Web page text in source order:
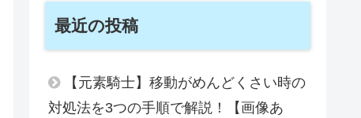
最近の投稿
【元素騎士】移動がめんどくさい時の
対処法を3つの手順で解説！【画像あ